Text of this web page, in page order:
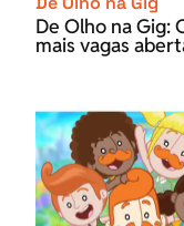
De Olho na Gig:
mais vagas